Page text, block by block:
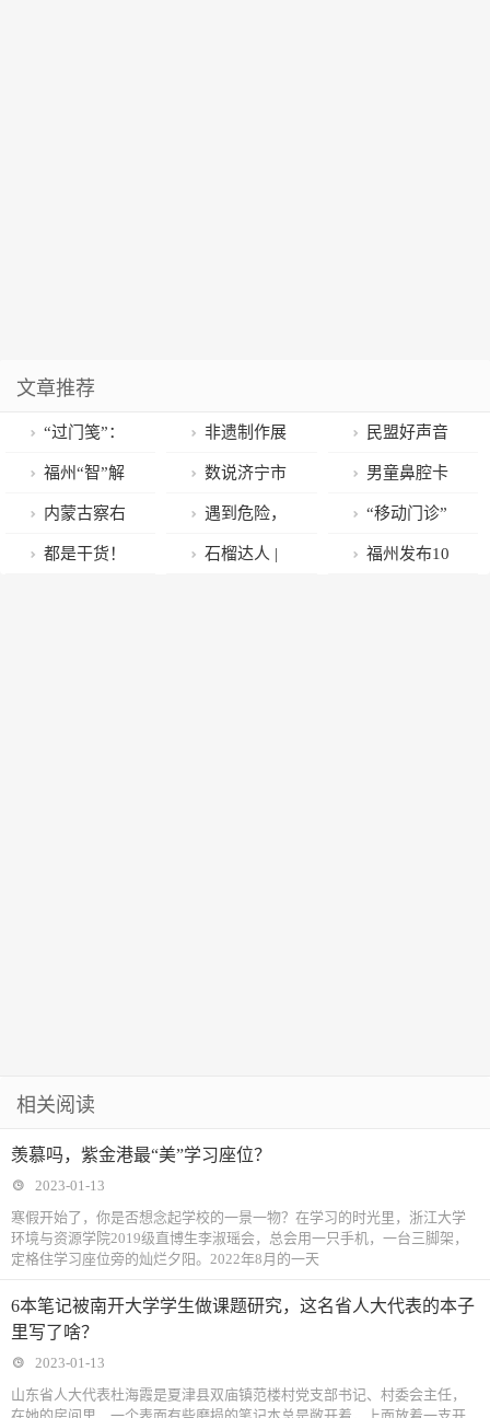
文章推荐
“过门笺”：
镌刻浓浓年味
非遗制作展
示迎新年
民盟好声音
丨四川省人大
代表黄雪梅：
关注未成年网
福州“智”解
停车难 人民日
报来点赞
数说济宁市
农业农村2022
年优异成绩单
男童鼻腔卡
异物 德州交警
紧急送医 | 你
内蒙古察右
中旗：“擂台比
遇到危险，
他总是第一个
“移动门诊”
入户解民忧，
都是干货！ 石榴达人 | 福州发布10
相关阅读
羡慕吗，紫金港最“美”学习座位？
2023-01-13
寒假开始了，你是否想念起学校的一景一物？在学习的时光里，浙江大学
环境与资源学院2019级直博生李淑瑶会，总会用一只手机，一台三脚架，
定格住学习座位旁的灿烂夕阳。2022年8月的一天
6本笔记被南开大学学生做课题研究，这名省人大代表的本子
里写了啥？
2023-01-13
山东省人大代表杜海霞是夏津县双庙镇范楼村党支部书记、村委会主任，